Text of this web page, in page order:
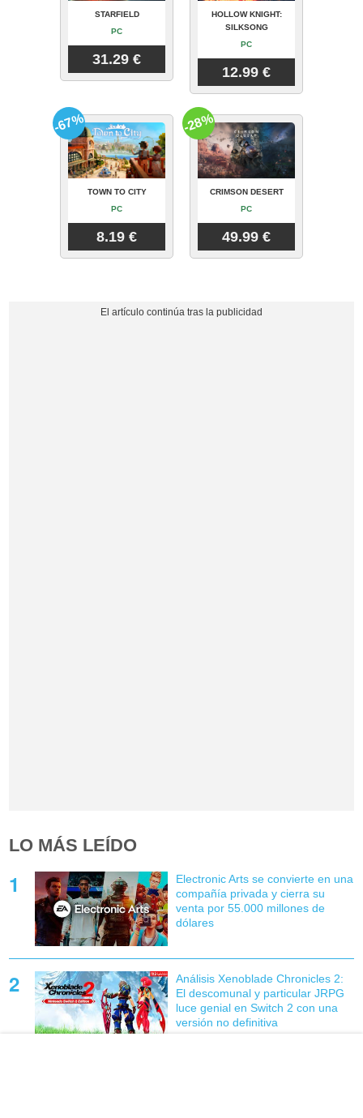
STARFIELD
PC
31.29 €
HOLLOW KNIGHT:
SILKSONG
PC
12.99 €
TOWN TO CITY
PC
8.19 €
-67%
CRIMSON DESERT
PC
49.99 €
-28%
LO MÁS LEÍDO
Electronic Arts se convierte en una
compañía privada y cierra su
venta por 55.000 millones de
dólares
Análisis Xenoblade Chronicles 2:
El descomunal y particular JRPG
luce genial en Switch 2 con una
versión no definitiva